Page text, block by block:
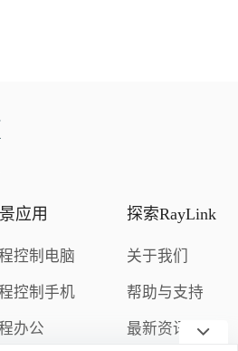
应用
控制电脑
控制手机
办公
探索RayLink
关于我们
帮助与支持
最新资讯